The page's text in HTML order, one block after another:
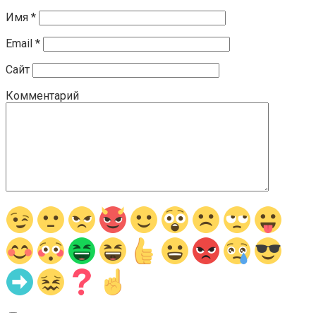
Имя *
Email *
Сайт
Комментарий